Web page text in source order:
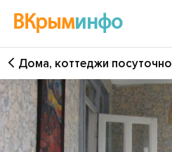
ВКрыминфо
Войти
Избранное
История просмотра
Дома, коттеджи посуточно